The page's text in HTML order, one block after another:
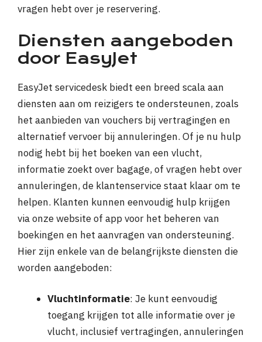
vragen hebt over je reservering.
Diensten aangeboden
door EasyJet
EasyJet servicedesk biedt een breed scala aan
diensten aan om reizigers te ondersteunen, zoals
het aanbieden van vouchers bij vertragingen en
alternatief vervoer bij annuleringen. Of je nu hulp
nodig hebt bij het boeken van een vlucht,
informatie zoekt over bagage, of vragen hebt over
annuleringen, de klantenservice staat klaar om te
helpen. Klanten kunnen eenvoudig hulp krijgen
via onze website of app voor het beheren van
boekingen en het aanvragen van ondersteuning.
Hier zijn enkele van de belangrijkste diensten die
worden aangeboden:
Vluchtinformatie: Je kunt eenvoudig
toegang krijgen tot alle informatie over je
vlucht, inclusief vertragingen, annuleringen